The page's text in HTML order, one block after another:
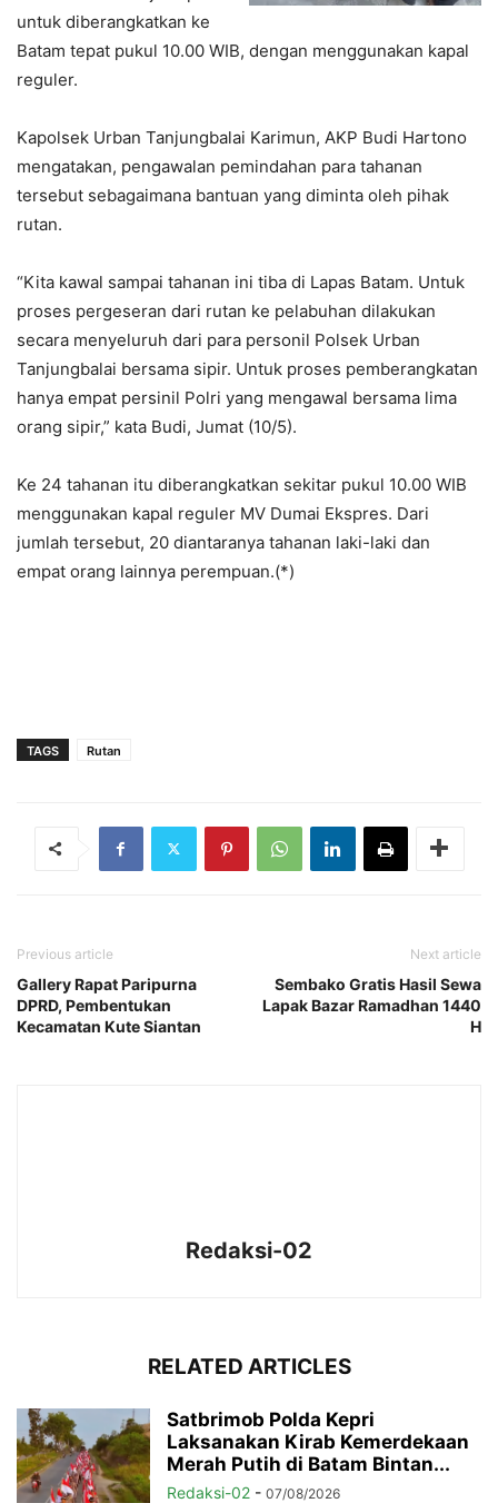
untuk diberangkatkan ke
Batam tepat pukul 10.00 WIB, dengan menggunakan kapal
reguler.
Kapolsek Urban Tanjungbalai Karimun, AKP Budi Hartono
mengatakan, pengawalan pemindahan para tahanan
tersebut sebagaimana bantuan yang diminta oleh pihak
rutan.
“Kita kawal sampai tahanan ini tiba di Lapas Batam. Untuk
proses pergeseran dari rutan ke pelabuhan dilakukan
secara menyeluruh dari para personil Polsek Urban
Tanjungbalai bersama sipir. Untuk proses pemberangkatan
hanya empat persinil Polri yang mengawal bersama lima
orang sipir,” kata Budi, Jumat (10/5).
Ke 24 tahanan itu diberangkatkan sekitar pukul 10.00 WIB
menggunakan kapal reguler MV Dumai Ekspres. Dari
jumlah tersebut, 20 diantaranya tahanan laki-laki dan
empat orang lainnya perempuan.(*)
TAGS Rutan
Previous article
Gallery Rapat Paripurna
DPRD, Pembentukan
Kecamatan Kute Siantan
Next article
Sembako Gratis Hasil Sewa
Lapak Bazar Ramadhan 1440
H
Redaksi-02
RELATED ARTICLES
Satbrimob Polda Kepri
Laksanakan Kirab Kemerdekaan
Merah Putih di Batam Bintan...
Redaksi-02 - 07/08/2026